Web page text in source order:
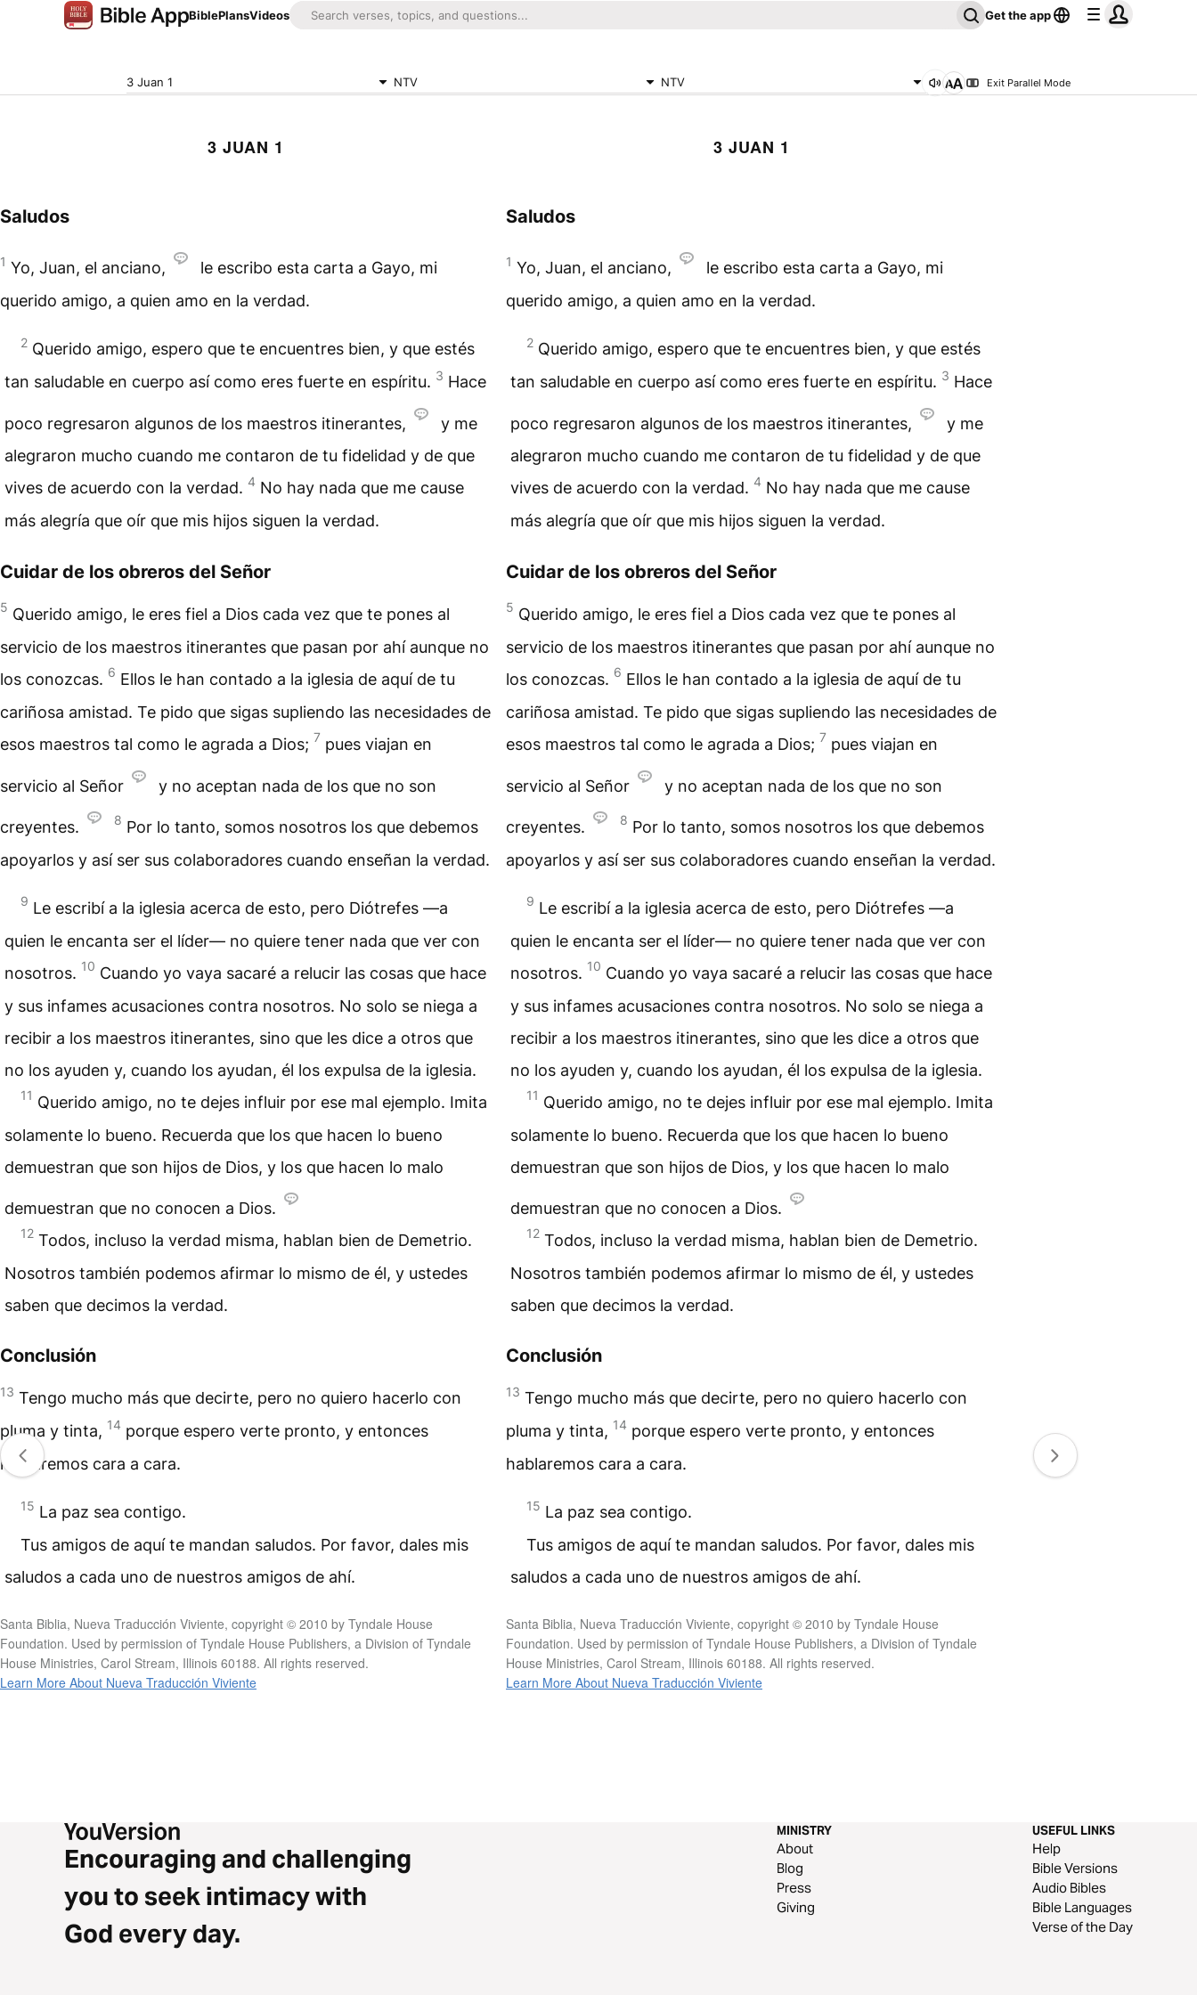
BiblePlansVideos Get the app
3 Juan 1 NTV NTV Exit Parallel Mode
3 JUAN 1
Saludos
1 Yo, Juan, el anciano,
le escribo esta carta a Gayo, mi
querido amigo, a quien amo en la verdad.
2 Querido amigo, espero que te encuentres bien, y que estés
tan saludable en cuerpo así como eres fuerte en espíritu. 3 Hace
poco regresaron algunos de los maestros itinerantes,
y me
alegraron mucho cuando me contaron de tu fidelidad y de que
vives de acuerdo con la verdad. 4 No hay nada que me cause
más alegría que oír que mis hijos siguen la verdad.
Cuidar de los obreros del Señor
5 Querido amigo, le eres fiel a Dios cada vez que te pones al
servicio de los maestros itinerantes que pasan por ahí aunque no
los conozcas. 6 Ellos le han contado a la iglesia de aquí de tu
cariñosa amistad. Te pido que sigas supliendo las necesidades de
esos maestros tal como le agrada a Dios; 7 pues viajan en
servicio al Señor y no aceptan nada de los que no son
creyentes. 8 Por lo tanto, somos nosotros los que debemos
apoyarlos y así ser sus colaboradores cuando enseñan la verdad.
9 Le escribí a la iglesia acerca de esto, pero Diótrefes —a
quien le encanta ser el líder— no quiere tener nada que ver con
nosotros. 10 Cuando yo vaya sacaré a relucir las cosas que hace
y sus infames acusaciones contra nosotros. No solo se niega a
recibir a los maestros itinerantes, sino que les dice a otros que
no los ayuden y, cuando los ayudan, él los expulsa de la iglesia.
11 Querido amigo, no te dejes influir por ese mal ejemplo. Imita
solamente lo bueno. Recuerda que los que hacen lo bueno
demuestran que son hijos de Dios, y los que hacen lo malo
demuestran que no conocen a Dios.
12 Todos, incluso la verdad misma, hablan bien de Demetrio.
Nosotros también podemos afirmar lo mismo de él, y ustedes
saben que decimos la verdad.
Conclusión
13 Tengo mucho más que decirte, pero no quiero hacerlo con
pluma y tinta, 14 porque espero verte pronto, y entonces
hablaremos cara a cara.
15 La paz sea contigo.
Tus amigos de aquí te mandan saludos. Por favor, dales mis
saludos a cada uno de nuestros amigos de ahí.
Santa Biblia, Nueva Traducción Viviente, copyright © 2010 by Tyndale House
Foundation. Used by permission of Tyndale House Publishers, a Division of Tyndale
House Ministries, Carol Stream, Illinois 60188. All rights reserved.
Learn More About Nueva Traducción Viviente
3 JUAN 1
Saludos
1 Yo, Juan, el anciano,
le escribo esta carta a Gayo, mi
querido amigo, a quien amo en la verdad.
2 Querido amigo, espero que te encuentres bien, y que estés
tan saludable en cuerpo así como eres fuerte en espíritu. 3 Hace
poco regresaron algunos de los maestros itinerantes,
y me
alegraron mucho cuando me contaron de tu fidelidad y de que
vives de acuerdo con la verdad. 4 No hay nada que me cause
más alegría que oír que mis hijos siguen la verdad.
Cuidar de los obreros del Señor
5 Querido amigo, le eres fiel a Dios cada vez que te pones al
servicio de los maestros itinerantes que pasan por ahí aunque no
los conozcas. 6 Ellos le han contado a la iglesia de aquí de tu
cariñosa amistad. Te pido que sigas supliendo las necesidades de
esos maestros tal como le agrada a Dios; 7 pues viajan en
servicio al Señor y no aceptan nada de los que no son
creyentes. 8 Por lo tanto, somos nosotros los que debemos
apoyarlos y así ser sus colaboradores cuando enseñan la verdad.
9 Le escribí a la iglesia acerca de esto, pero Diótrefes —a
quien le encanta ser el líder— no quiere tener nada que ver con
nosotros. 10 Cuando yo vaya sacaré a relucir las cosas que hace
y sus infames acusaciones contra nosotros. No solo se niega a
recibir a los maestros itinerantes, sino que les dice a otros que
no los ayuden y, cuando los ayudan, él los expulsa de la iglesia.
11 Querido amigo, no te dejes influir por ese mal ejemplo. Imita
solamente lo bueno. Recuerda que los que hacen lo bueno
demuestran que son hijos de Dios, y los que hacen lo malo
demuestran que no conocen a Dios.
12 Todos, incluso la verdad misma, hablan bien de Demetrio.
Nosotros también podemos afirmar lo mismo de él, y ustedes
saben que decimos la verdad.
Conclusión
13 Tengo mucho más que decirte, pero no quiero hacerlo con
pluma y tinta, 14 porque espero verte pronto, y entonces
hablaremos cara a cara.
15 La paz sea contigo.
Tus amigos de aquí te mandan saludos. Por favor, dales mis
saludos a cada uno de nuestros amigos de ahí.
Santa Biblia, Nueva Traducción Viviente, copyright © 2010 by Tyndale House
Foundation. Used by permission of Tyndale House Publishers, a Division of Tyndale
House Ministries, Carol Stream, Illinois 60188. All rights reserved.
Learn More About Nueva Traducción Viviente
Encouraging and challenging
you to seek intimacy with
God every day.
MINISTRY
About
Blog
Press
Giving
USEFUL LINKS
Help
Bible Versions
Audio Bibles
Bible Languages
Verse of the Day